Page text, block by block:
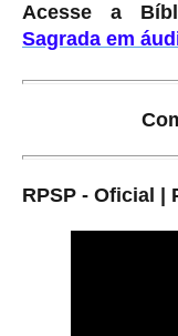
Acesse a
Sagrada em
RPSP - Oficial |